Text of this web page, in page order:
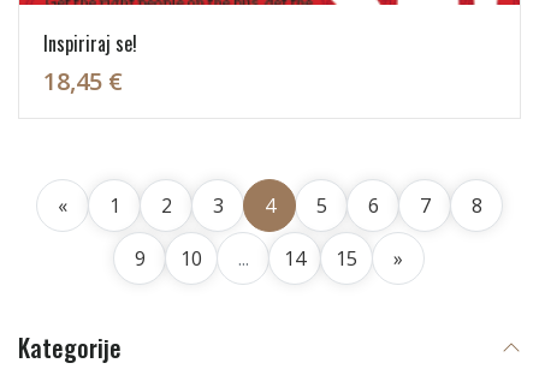
Inspiriraj se!
18,45 €
« 1 2 3 4 5 6 7
8
9
10 ... 14 15 »
Kategorije